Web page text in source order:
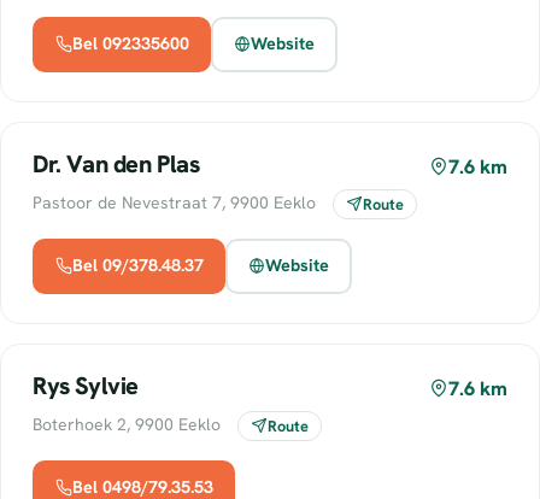
Bel 092335600 Website
Dr. Van den Plas 7.6 km
Pastoor de Nevestraat 7, 9900 Eeklo Route
Bel 09/378.48.37 Website
Rys Sylvie 7.6 km
Boterhoek 2, 9900 Eeklo Route
Bel 0498/79.35.53